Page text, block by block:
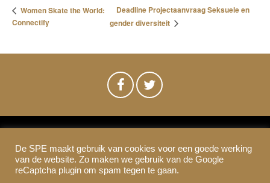
Women Skate the World:
Connectify
Deadline Projectaanvraag Seksuele en
gender diversiteit
SPE-Amsterdam © 2021
Colofon & Disclaimer
Privacy Cookies
De SPE maakt gebruik van cookies voor een goede werking
van de website. Zo maken we gebruik van de Google
reCaptcha plugin om spam tegen te gaan.